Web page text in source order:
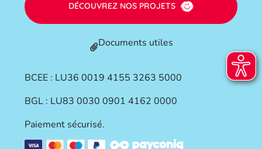
DÉCOUVREZ NOS PROJETS
Documents utiles
BCEE : LU36 0019 4155 3263 5000
BGL : LU83 0030 0901 4162 0000
Paiement sécurisé.